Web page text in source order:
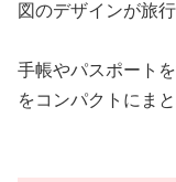
図のデザインが旅
手帳やパスポート
をコンパクトにま